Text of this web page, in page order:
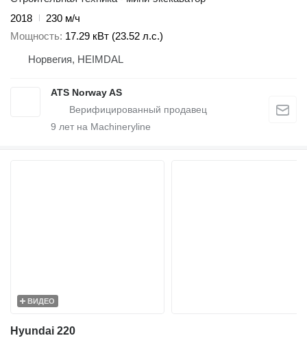
2018
230 м/ч
Мощность 17.29 кВт (23.52 л.с.)
Норвегия, HEIMDAL
ATS Norway AS
9 лет на Machineryline
ВИДЕО
Hyundai 220